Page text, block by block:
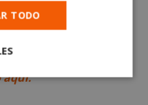
oSpotify.
de Alcorcón a
de alcorconhoy.com.
aquí.
TODO
Cookies de